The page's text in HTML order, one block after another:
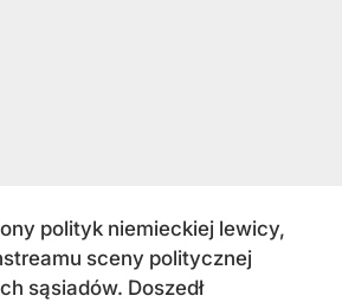
polityk niemieckiej lewicy,
sceny politycznej
sąsiadów. Doszedł